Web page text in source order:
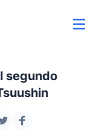
ver
segundo
compartir en twitter
compartir en